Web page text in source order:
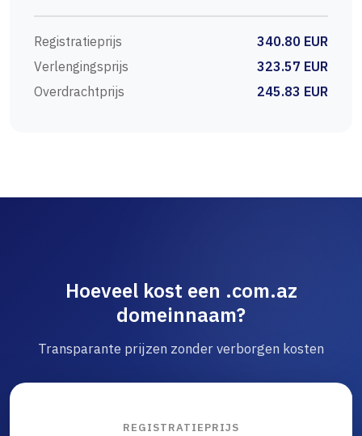
Registratieprijs
340.80 EUR
Verlengingsprijs
323.57 EUR
Overdrachtprijs
245.83 EUR
Hoeveel kost een .com.az
domeinnaam?
Transparante prijzen zonder verborgen kosten
REGISTRATIEPRIJS